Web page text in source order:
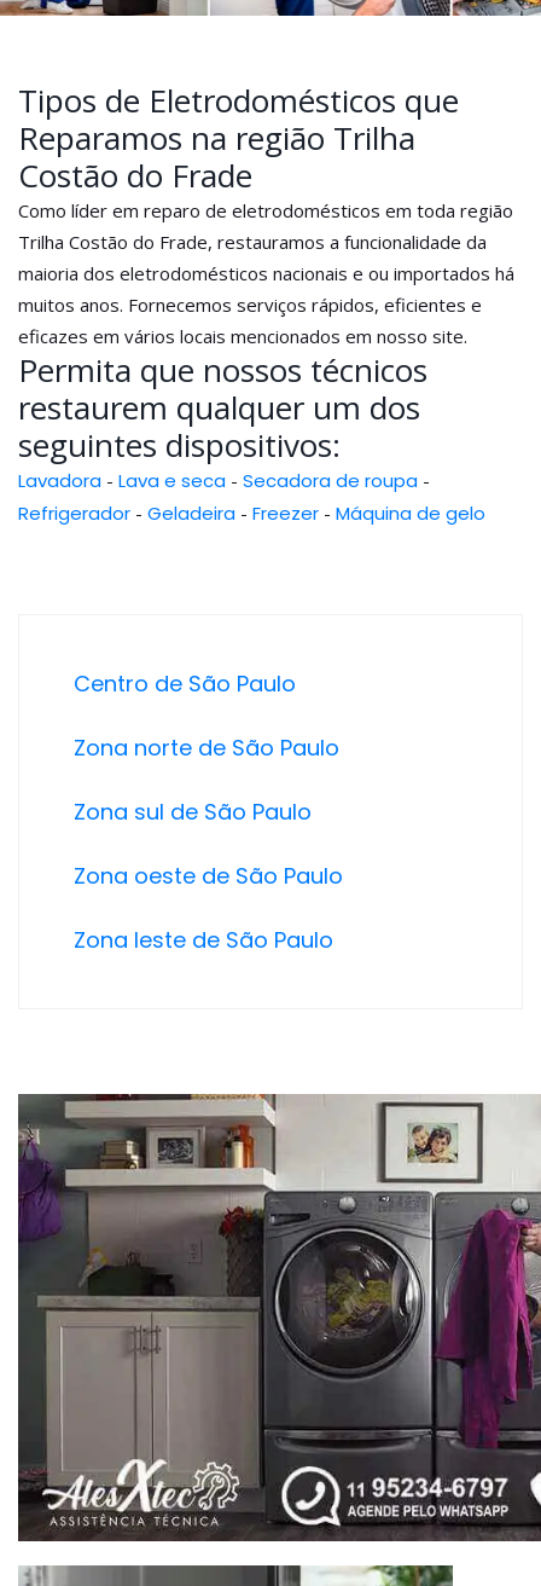
Tipos de Eletrodomésticos que
Reparamos na região Trilha
Costão do Frade
Como líder em reparo de eletrodomésticos em toda região
Trilha Costão do Frade, restauramos a funcionalidade da
maioria dos eletrodomésticos nacionais e ou importados há
muitos anos. Fornecemos serviços rápidos, eficientes e
eficazes em vários locais mencionados em nosso site.
Permita que nossos técnicos
restaurem qualquer um dos
seguintes dispositivos:
Lavadora - Lava e seca - Secadora de roupa -
Refrigerador - Geladeira - Freezer - Máquina de gelo
Centro de São Paulo
Zona norte de São Paulo
Zona sul de São Paulo
Zona oeste de São Paulo
Zona leste de São Paulo